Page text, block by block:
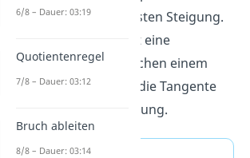
Punkt mit der geringsten Steigung.
Dementsprechend ist eine
Wendetangente zwischen einem
Tief- und Hochpunkt die Tangente
mit der größten Steigung.
6/8 – Dauer: 03:19
Quotientenregel
7/8 – Dauer: 03:12
Bruch ableiten
8/8 – Dauer: 03:14